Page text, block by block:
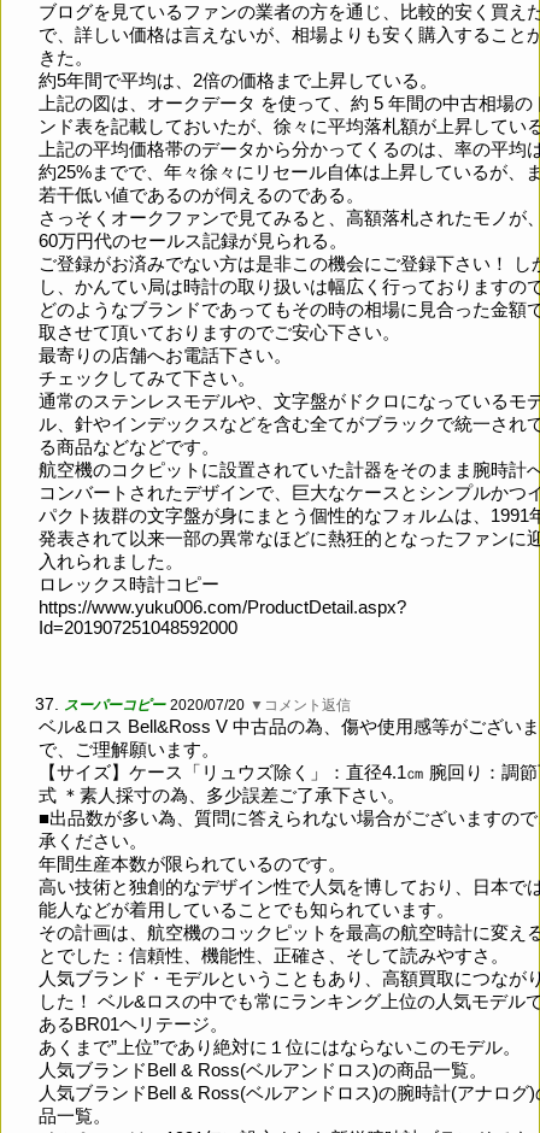
ブログを見ているファンの業者の方を通じ、比較的安く買え
で、詳しい価格は言えないが、相場よりも安く購入すること
きた。
約5年間で平均は、2倍の価格まで上昇している。
上記の図は、オークデータ を使って、約 5 年間の中古相場の
ンド表を記載しておいたが、徐々に平均落札額が上昇してい
上記の平均価格帯のデータから分かってくるのは、率の平均
約25%までで、年々徐々にリセール自体は上昇しているが、
若干低い値であるのが伺えるのである。
さっそくオークファンで見てみると、高額落札されたモノが
60万円代のセールス記録が見られる。
ご登録がお済みでない方は是非この機会にご登録下さい！ し
し、かんてい局は時計の取り扱いは幅広く行っておりますの
どのようなブランドであってもその時の相場に見合った金額
取させて頂いておりますのでご安心下さい。
最寄りの店舗へお電話下さい。
チェックしてみて下さい。
通常のステンレスモデルや、文字盤がドクロになっているモ
ル、針やインデックスなどを含む全てがブラックで統一され
る商品などなどです。
航空機のコクピットに設置されていた計器をそのまま腕時計
コンバートされたデザインで、巨大なケースとシンプルかつ
パクト抜群の文字盤が身にまとう個性的なフォルムは、1991
発表されて以来一部の異常なほどに熱狂的となったファンに
入れられました。
ロレックス時計コピー
https://www.yuku006.com/ProductDetail.aspx?
Id=201907251048592000
37. スーパーコピー 2020/07/20 ▼コメント返信
ベル&ロス Bell&Ross V 中古品の為、傷や使用感等がござい
で、ご理解願います。
【サイズ】ケース「リュウズ除く」：直径4.1㎝ 腕回り：調
式 ＊素人採寸の為、多少誤差ご了承下さい。
■出品数が多い為、質問に答えられない場合がございますの
承ください。
年間生産本数が限られているのです。
高い技術と独創的なデザイン性で人気を博しており、日本で
能人などが着用していることでも知られています。
その計画は、航空機のコックピットを最高の航空時計に変え
とでした：信頼性、機能性、正確さ、そして読みやすさ。
人気ブランド・モデルということもあり、高額買取につなが
した！ ベル&ロスの中でも常にランキング上位の人気モデル
あるBR01ヘリテージ。
あくまで”上位”であり絶対に１位にはならないこのモデル。
人気ブランドBell & Ross(ベルアンドロス)の商品一覧。
人気ブランドBell & Ross(ベルアンドロス)の腕時計(アナログ)
品一覧。